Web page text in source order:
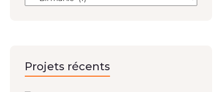
Projets récents